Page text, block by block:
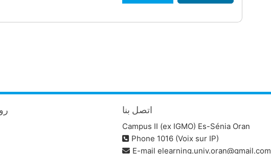
اتصل بنا
Campus II (ex IGMO) Es-Sénia Oran
Phone 1016 (Voix sur IP)
E-mail elearning.univ.oran@gmail.com